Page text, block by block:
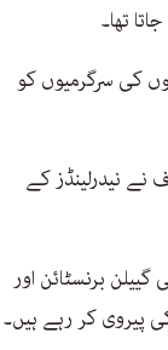
تھا۔
کی سرگرمیوں کو
نیدرلینڈز کے
برنسٹائن اور
پیروی کر رہے ہیں۔